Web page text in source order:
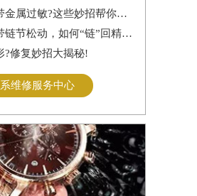
欧米茄手表表带金属过敏?这些妙招帮你轻松解决
欧米茄金属表带链节松动，如何“链”回精致时光?
?修复妙招大揭秘!
维修服务中心